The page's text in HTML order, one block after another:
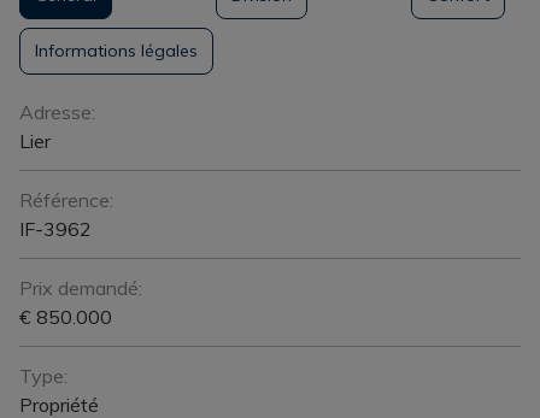
Informations légales
Général
Adresse:
Lier
Référence:
IF-3962
Prix demandé:
€ 850.000
Type:
Propriété